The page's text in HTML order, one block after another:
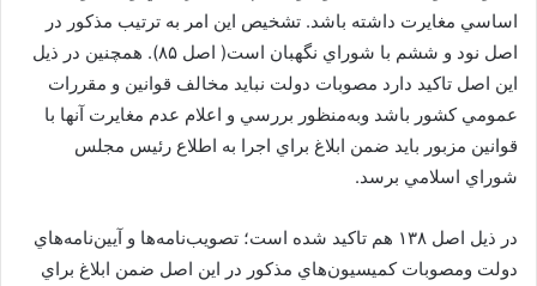
اساسي مغايرت داشته باشد. تشخيص اين امر به ترتيب مذكور در
اصل نود و ششم با شوراي نگهبان است( اصل ۸۵). همچنين در ذيل
اين اصل تاكيد دارد مصوبات دولت نبايد مخالف قوانين و مقررات
عمومي كشور باشد وبه‌منظور بررسي و اعلام عدم مغايرت آنها با
قوانين مزبور بايد ضمن ابلاغ براي اجرا به اطلاع رئيس مجلس
شوراي اسلامي برسد.
در ذيل اصل ۱۳۸ هم تاكيد شده است؛ تصويب‌نامه‌ها و آيين‌نامه‌هاي
دولت ومصوبات كميسيون‌هاي مذكور در اين اصل ضمن ابلاغ براي